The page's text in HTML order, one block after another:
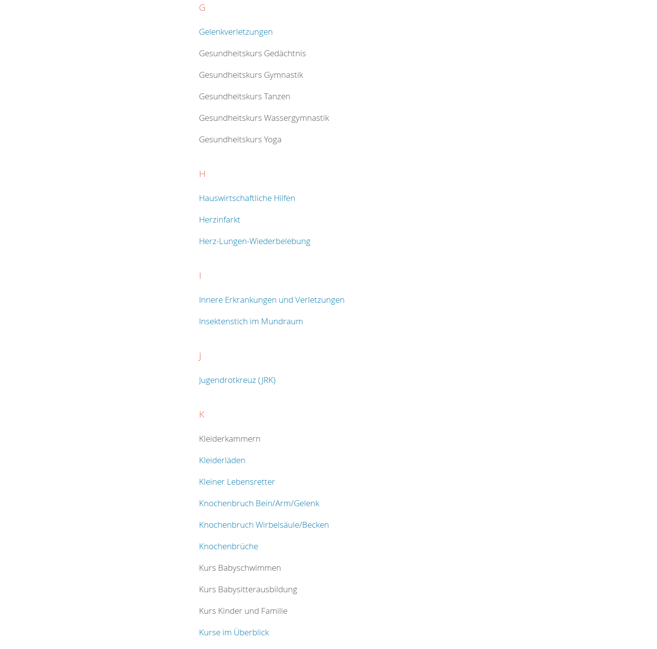
G
Gelenkverletzungen
Gesundheitskurs Gedächtnis
Gesundheitskurs Gymnastik
Gesundheitskurs Tanzen
Gesundheitskurs Wassergymnastik
Gesundheitskurs Yoga
H
Hauswirtschaftliche Hilfen
Herzinfarkt
Herz-Lungen-Wiederbelebung
I
Innere Erkrankungen und Verletzungen
Insektenstich im Mundraum
J
Jugendrotkreuz (JRK)
K
Kleiderkammern
Kleiderläden
Kleiner Lebensretter
Knochenbruch Bein/Arm/Gelenk
Knochenbruch Wirbelsäule/Becken
Knochenbrüche
Kurs Babyschwimmen
Kurs Babysitterausbildung
Kurs Kinder und Familie
Kurse im Überblick